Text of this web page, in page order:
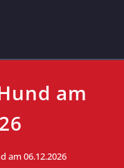
am
am 06.12.2026